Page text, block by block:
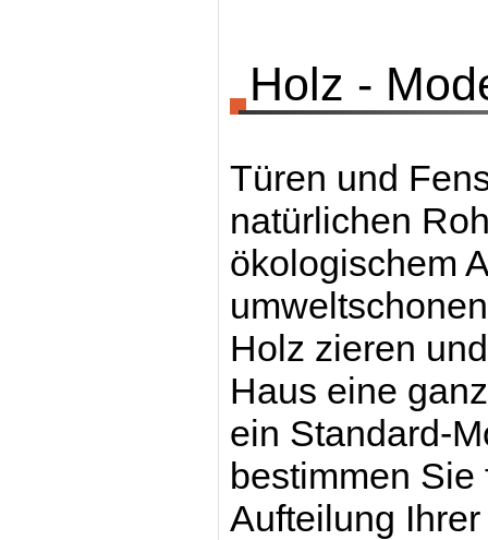
Holz -
Türen und
natürlichen
ökologischem
Holz zieren
Haus eine
ein Standard-
bestimmen
Aufteilung